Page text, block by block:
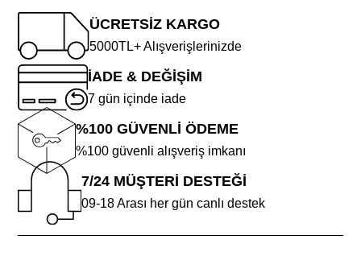
ÜCRETSİZ KARGO
5000TL+ Alışverişlerinizde
İADE & DEĞİŞİM
7 gün içinde iade
%100 GÜVENLİ ÖDEME
%100 güvenli alışveriş imkanı
7/24 MÜŞTERİ DESTEĞİ
09-18 Arası her gün canlı destek